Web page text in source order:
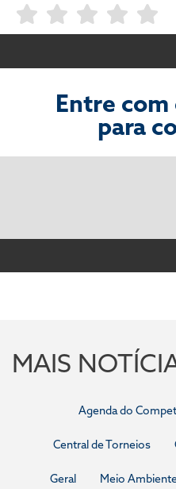
Entre com
para
MAIS
Agenda do
Central de Torneios
Geral Meio